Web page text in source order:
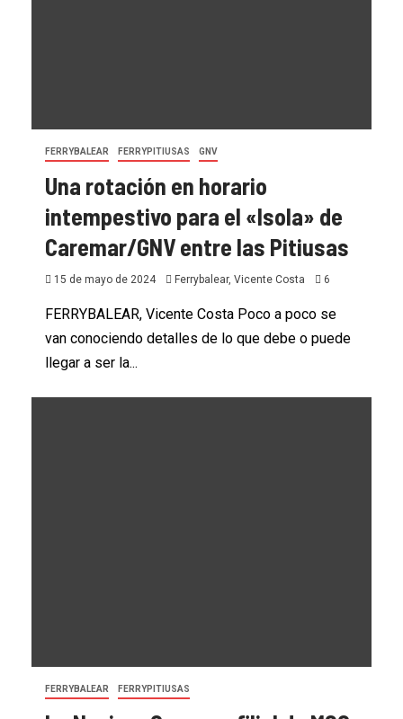
FERRYBALEAR FERRYPITIUSAS GNV
Una rotación en horario
intempestivo para el «Isola» de
Caremar/GNV entre las Pitiusas
15 de mayo de 2024 Ferrybalear, Vicente Costa 6
FERRYBALEAR, Vicente Costa Poco a poco se
van conociendo detalles de lo que debe o puede
llegar a ser la...
FERRYBALEAR FERRYPITIUSAS